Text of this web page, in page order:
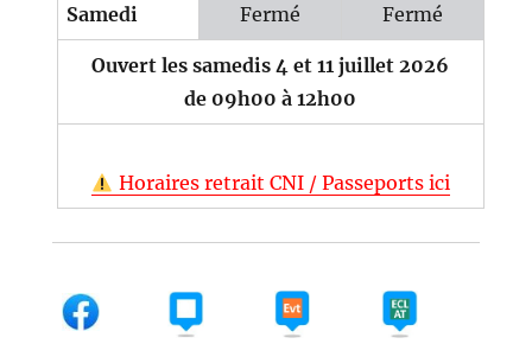
Samedi Fermé Fermé
Ouvert les samedis 4 et 11 juillet 2026
de 09h00 à 12h00
Horaires retrait CNI / Passeports ici